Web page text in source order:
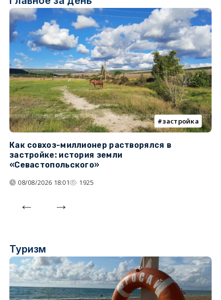
застройка
Как совхоз-миллионер растворялся в
застройке: история земли
«Севастопольского»
08/08/2026 18:01 1925
Туризм